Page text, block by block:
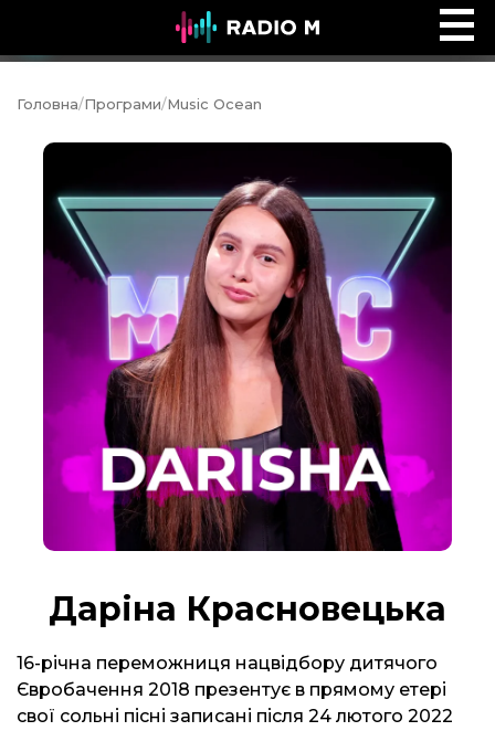
Ефір Radio M
Головна/Програми/Music Ocean
Даріна Красновецька
16-річна переможниця нацвідбору дитячого
Євробачення 2018 презентує в прямому етері
свої сольні пісні записані після 24 лютого 2022